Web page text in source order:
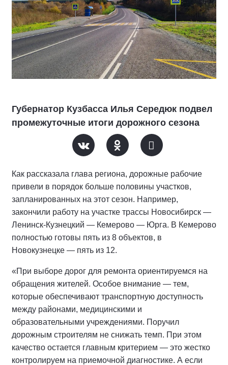
Губернатор Кузбасса Илья Середюк подвел
промежуточные итоги дорожного сезона
Как рассказала глава региона, дорожные рабочие
привели в порядок больше половины участков,
запланированных на этот сезон. Например,
закончили работу на участке трассы Новосибирск —
Ленинск-Кузнецкий — Кемерово — Юрга. В Кемерово
полностью готовы пять из 8 объектов, в
Новокузнецке — пять из 12.
«При выборе дорог для ремонта ориентируемся на
обращения жителей. Особое внимание — тем,
которые обеспечивают транспортную доступность
между районами, медицинскими и
образовательными учреждениями. Поручил
дорожным строителям не снижать темп. При этом
качество остается главным критерием — это жестко
контролируем на приемочной диагностике. А если